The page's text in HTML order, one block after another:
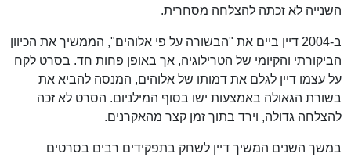
השנייה לא זכתה להצלחה מסחרית.
ב-2004 דיין ביים את "הבשורה על פי אלוהים", הממשיך את הכיוון
הביקורתי והקיומי של הטרילוגיה, אך באופן פחות חד. בסרט לקח
על עצמו דיין לגלם את דמותו של אלוהים, המנסה להביא את
בשורת הגאולה באמצעות ישו בסוף המילניום. הסרט לא זכה
להצלחה גדולה, וירד בתוך זמן קצר מהאקרנים.
במשך השנים המשיך דיין לשחק בתפקידים רבים בסרטים